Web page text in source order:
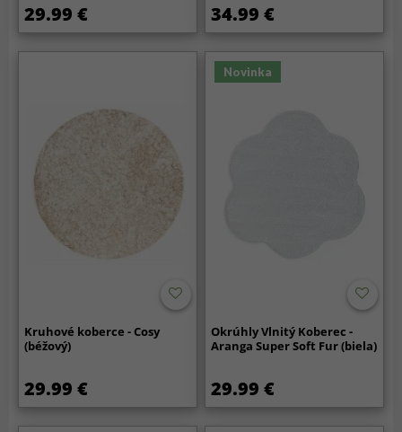
29.99 € 34.99 €
Kruhové koberce - Cosy
(béžový)
29.99 €
Novinka
Okrúhly Vlnitý Koberec -
Aranga Super Soft Fur (biela)
29.99 €